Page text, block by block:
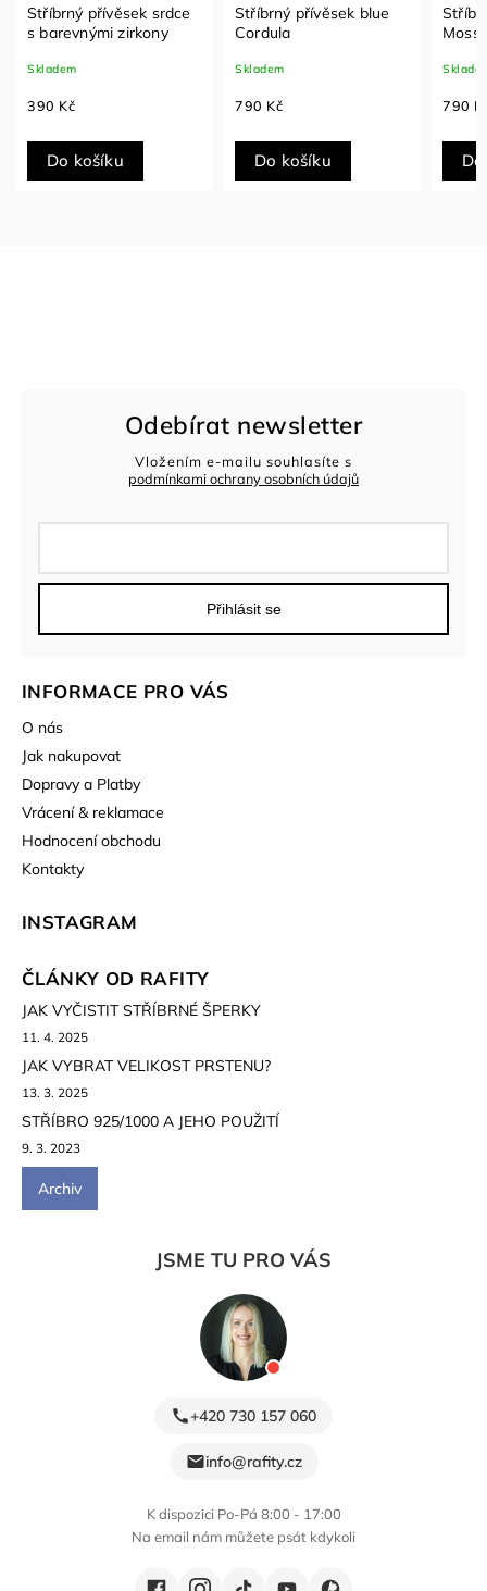
Stříbrný přívěsek srdce
s barevnými zirkony
Skladem
390 Kč
Do košíku
Stříbrný přívěsek blue
Cordula
Skladem
790 Kč
Do košíku
790
INFORMACE PRO VÁS
O nás
Jak nakupovat
Dopravy a Platby
Vrácení & reklamace
Hodnocení obchodu
Kontakty
Odebírat newsletter
Vložením e-mailu souhlasíte s
podmínkami ochrany osobních údajů
Přihlásit se
INSTAGRAM
ČLÁNKY OD RAFITY
JAK VYČISTIT STŘÍBRNÉ ŠPERKY
11. 4. 2025
JAK VYBRAT VELIKOST PRSTENU?
13. 3. 2025
STŘÍBRO 925/1000 A JEHO POUŽITÍ
9. 3. 2023
Archiv
JSME TU PRO VÁS
+420 730 157 060
info@rafity.cz
K dispozici Po-Pá 8:00 - 17:00
Na email nám můžete psát kdykoli